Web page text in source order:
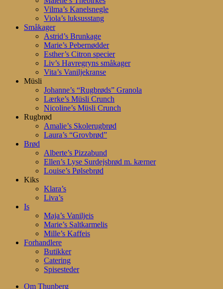
Vilma’s Kanelsnegle
Viola’s luksusstang
Småkager
Astrid’s Brunkage
Marie’s Pebernødder
Esther’s Citron specier
Liv’s Havregryns småkager
Vita’s Vaniljekranse
Müsli
Johanne’s “Rugbrøds” Granola
Lærke’s Müsli Crunch
Nicoline’s Müsli Crunch
Rugbrød
Amalie’s Skolerugbrød
Laura’s “Grovbrød”
Brød
Alberte’s Pizzabund
Ellen’s Lyse Surdejsbrød m. kærner
Louise’s Pølsebrød
Kiks
Klara’s
Liva’s
Is
Maja’s Vaniljeis
Marie’s Saltkarmelis
Mille’s Kaffeis
Forhandlere
Butikker
Catering
Spisesteder
Om Thunberg